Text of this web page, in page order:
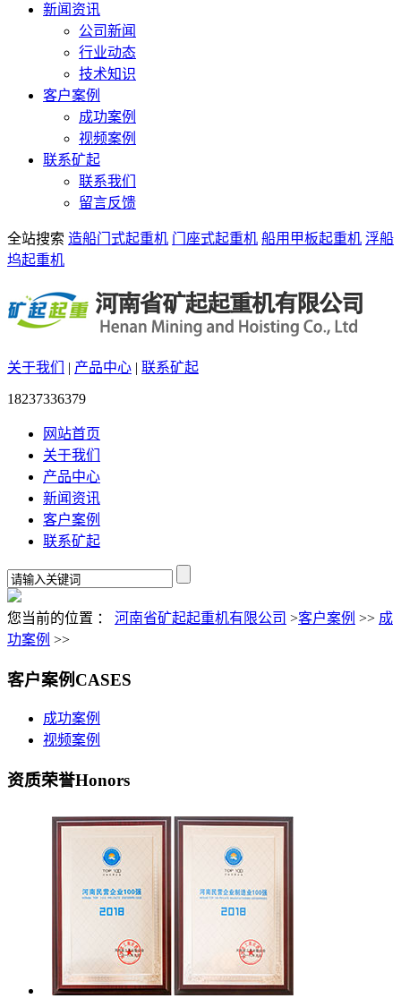
新闻资讯
公司新闻
行业动态
技术知识
客户案例
成功案例
视频案例
联系矿起
联系我们
留言反馈
全站搜索 造船门式起重机 门座式起重机 船用甲板起重机 浮船
坞起重机
关于我们 | 产品中心 | 联系矿起
18237336379
网站首页
关于我们
产品中心
新闻资讯
客户案例
联系矿起
您当前的位置 ： 河南省矿起起重机有限公司 >客户案例 >> 成
功案例 >>
客户案例 CASES
成功案例
视频案例
资质荣誉Honors